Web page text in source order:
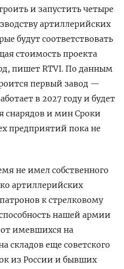
и запустить четыре
артиллерийских
будут соответствовать
стоимость проекта
пишет RTVI. По данным
первый завод —
в 2027 году и будет
снарядов и мин Сроки
предприятий пока не
не имел собственного
артиллерийских
к стрелковому
нашей армии
имевшихся на
складов еще советского
из России и бывших